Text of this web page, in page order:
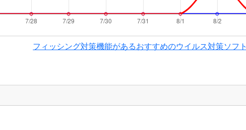
フィッシング対策機能があるおすすめのウイルス対策ソフト